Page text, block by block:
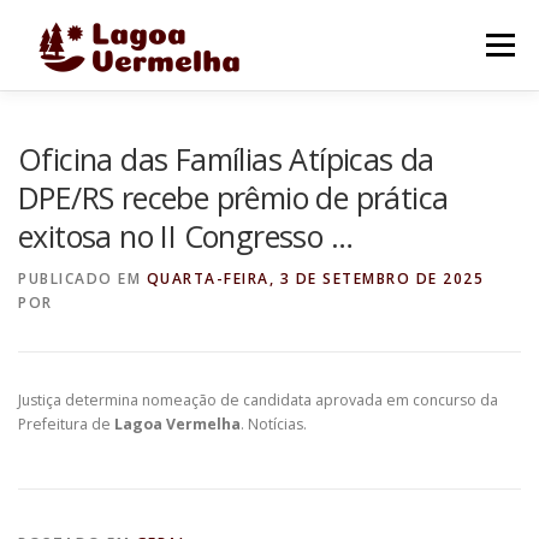
Menu
FALE CONOSCO
Oficina das Famílias Atípicas da
DPE/RS recebe prêmio de prática
exitosa no II Congresso …
PUBLICADO EM QUARTA-FEIRA, 3 DE SETEMBRO DE 2025
POR
Justiça determina nomeação de candidata aprovada em concurso da
Prefeitura de Lagoa Vermelha. Notícias.